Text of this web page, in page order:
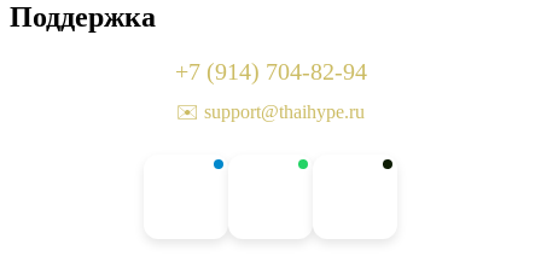
Поддержка
+7 (914) 704-82-94
✉️ support@thaihype.ru